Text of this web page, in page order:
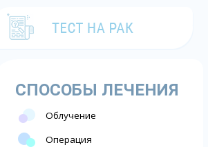
СПОСОБЫ ЛЕЧЕНИЯ
Облучение
Операция